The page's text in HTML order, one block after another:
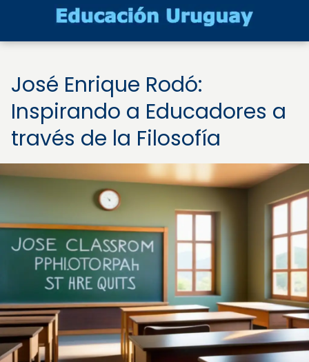
José Enrique Rodó:
Inspirando a Educadores a
través de la Filosofía